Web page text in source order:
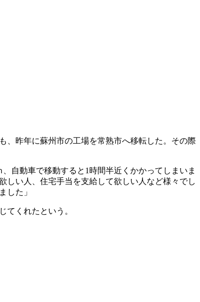
、昨年に蘇州市の工場を常熟市へ移転した。その際
自動車で移動すると1時間半近くかかってしまいま
しい人、住宅手当を支給して欲しい人など様々でし
した」
てくれたという。